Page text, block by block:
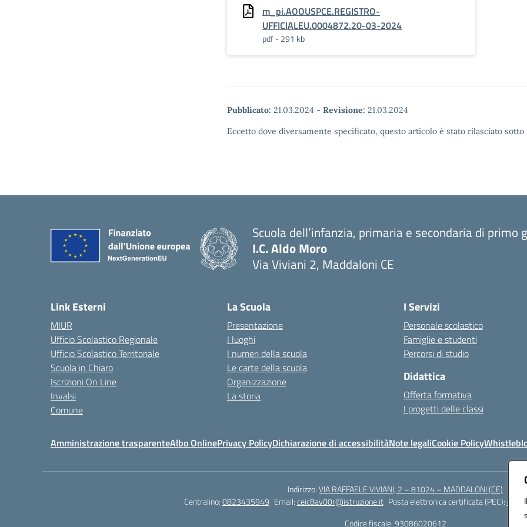
m_pi.AOOUSPCE.REGISTRO-
UFFICIALEU.0004872.20-03-2024
pdf - 291 kb
Pubblicato: 21.03.2024 - Revisione: 21.03.2024
Eccetto dove diversamente specificato, questo articolo è stato rilasciato
Scuola dell’infanzia, primaria e secondaria di primo
I.C. Aldo Moro
Via Viviani 2, Maddaloni CE
Link Esterni
MIUR
Ufficio Scolastico Regionale
Ufficio Scolastico Territoriale
Scuola in Chiaro
Iscrizioni On Line
Invalsi
Comune
La Scuola
Presentazione
I luoghi
I numeri della scuola
Le carte della scuola
Organizzazione
La storia
I Servizi
Personale scolastico
Famiglie e studenti
Percorsi di studio
Didattica
Offerta formativa
I progetti delle classi
Amministrazione trasparenteAlbo OnlinePrivacy PolicyDichiarazione di accessibilitàNote legaliCookie Policy
Indirizzo:VIA RAFFAELE VIVIANI, 2 – 81024 – MADDALONI (CE)
Centralino:0823435949 Email:ceic8av00r@istruzione.it Posta elettronica certificata (PEC):
Codice fiscale: 93086020612